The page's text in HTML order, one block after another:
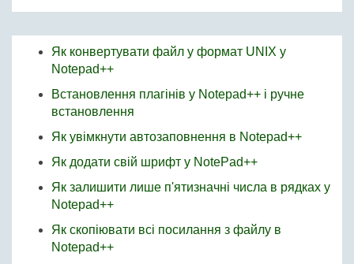
Як конвертувати файл у формат UNIX у
Notepad++
Встановлення плагінів у Notepad++ і ручне
встановлення
Як увімкнути автозаповнення в Notepad++
Як додати свій шрифт у NotePad++
Як залишити лише п'ятизначні числа в рядках у
Notepad++
Як скопіювати всі посилання з файлу в
Notepad++